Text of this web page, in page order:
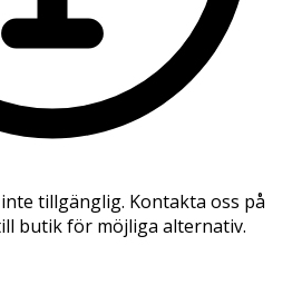
tillgänglig. Kontakta oss på
butik för möjliga alternativ.